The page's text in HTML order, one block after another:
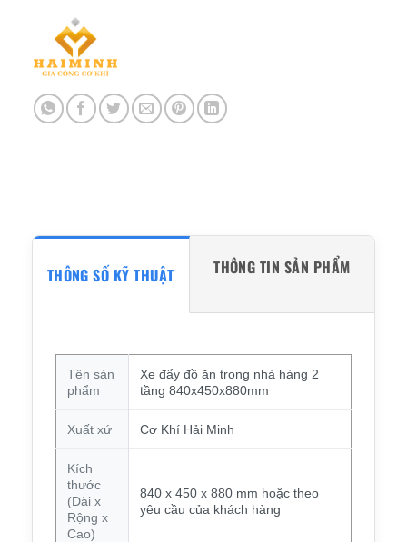
THÔNG SỐ KỸ THUẬT THÔNG TIN SẢN PHẨM
Tên sản
phẩm
Xe đẩy đồ ăn trong nhà hàng 2
tầng 840x450x880mm
Xuất xứ Cơ Khí Hải Minh
Kích
thước
(Dài x
Rộng x
Cao)
840 x 450 x 880 mm hoặc theo
yêu cầu của khách hàng